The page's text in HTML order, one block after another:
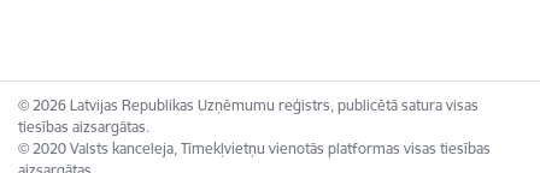
© 2026 Latvijas Republikas Uzņēmumu reģistrs, publicētā satura visas
tiesības aizsargātas.
© 2020 Valsts kanceleja, Tīmekļvietņu vienotās platformas visas tiesības